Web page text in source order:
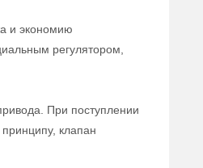
и экономию
регулятором,
При поступлении
клапан